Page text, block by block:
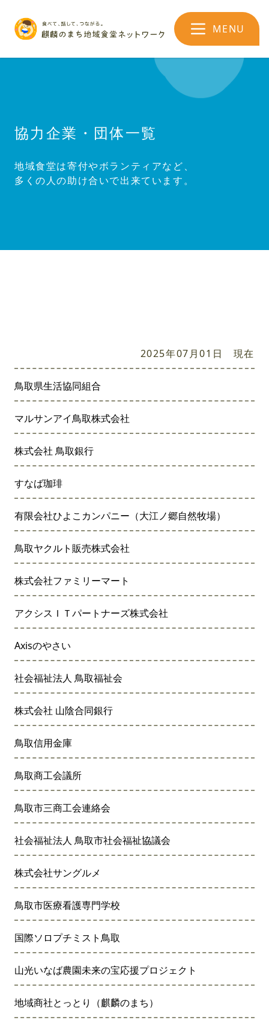
MENU
協力企業・団体一覧
地域食堂は寄付やボランティアなど、
多くの人の助け合いで出来ています。
2025年07月01日 現在
鳥取県生活協同組合
マルサンアイ鳥取株式会社
株式会社 鳥取銀行
すなば珈琲
有限会社ひよこカンパニー（大江ノ郷自然牧場）
鳥取ヤクルト販売株式会社
株式会社ファミリーマート
アクシスＩＴパートナーズ株式会社
Axisのやさい
社会福祉法人 鳥取福祉会
株式会社 山陰合同銀行
鳥取信用金庫
鳥取商工会議所
鳥取市三商工会連絡会
社会福祉法人 鳥取市社会福祉協議会
株式会社サングルメ
鳥取市医療看護専門学校
国際ソロプチミスト鳥取
山光いなば農園未来の宝応援プロジェクト
地域商社とっとり（麒麟のまち）